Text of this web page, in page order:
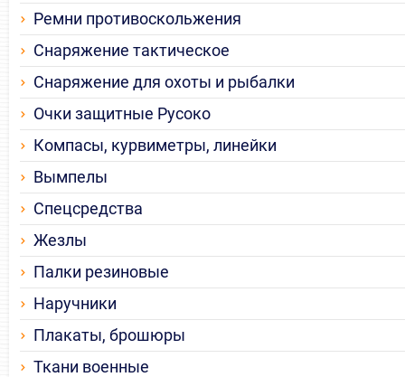
Ремни противоскольжения
Снаряжение тактическое
Снаряжение для охоты и рыбалки
Очки защитные Русоко
Компасы, курвиметры, линейки
Вымпелы
Спецсредства
Жезлы
Палки резиновые
Наручники
Плакаты, брошюры
Ткани военные